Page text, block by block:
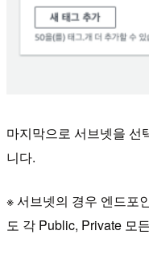
마지막으로 서브넷을 선
니다.
※ 서브넷의 경우 엔드포
도 각 Public, Private 모